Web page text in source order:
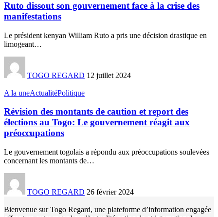
Ruto dissout son gouvernement face à la crise des
manifestations
Le président kenyan William Ruto a pris une décision drastique en
limogeant…
TOGO REGARD 12 juillet 2024
A la uneActualitéPolitique
Révision des montants de caution et report des
élections au Togo: Le gouvernement réagit aux
préoccupations
Le gouvernement togolais a répondu aux préoccupations soulevées
concernant les montants de…
TOGO REGARD 26 février 2024
Bienvenue sur Togo Regard, une plateforme d’information engagée